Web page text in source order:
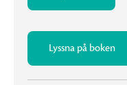
Lyssna på boken